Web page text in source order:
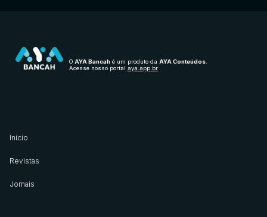
O AYA Bancah é um produto da AYA Conteúdos
Acesse nosso portal aya.app.br
Início
Revistas
Jornais